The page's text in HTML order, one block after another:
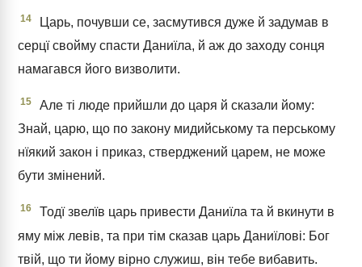
14
Царь, почувши се, засмутився дуже й задумав в
серцї свойму спасти Даниїла, й аж до заходу сонця
намагався його визволити.
15
Але ті люде прийшли до царя й сказали йому:
Знай, царю, що по закону мидийському та перському
нїякий закон і приказ, стверджений царем, не може
бути змінений.
16
Тодї звелїв царь привести Даниїла та й вкинути в
яму між левів, та при тім сказав царь Даниїлові: Бог
твій, що ти йому вірно служиш, він тебе вибавить.